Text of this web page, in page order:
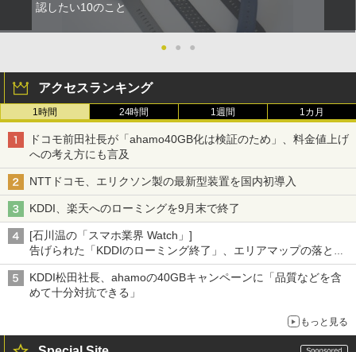
認したい10のこと
● ● ●
アクセスランキング
1時間 24時間 1週間 1カ月
ドコモ前田社長が「ahamo40GB化は検証のため」、料金値上げ
への考え方にも言及
NTTドコモ、エリクソン製の最新型装置を国内初導入
KDDI、楽天へのローミングを9月末で終了
[石川温の「スマホ業界 Watch」]
告げられた「KDDIのローミング終了」、エリアマップの落とし
穴と楽天モバイルの課題
KDDI松田社長、ahamoの40GBキャンペーンに「品質などを含
めて十分対抗できる」
もっと見る